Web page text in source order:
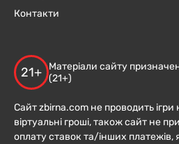
Контакти
21+
Матеріали сайту
(21+)
Сайт zbirna.com не проводить ігри
віртуальні гроші, також сайт не
оплату ставок та/інших платежів,